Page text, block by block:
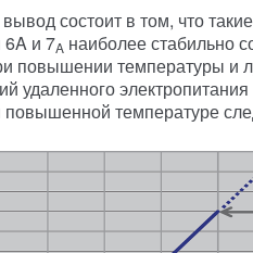
состоит в том, что
6A и 7A наиболее стабильно
повышении температуры и
удаленного
температуре